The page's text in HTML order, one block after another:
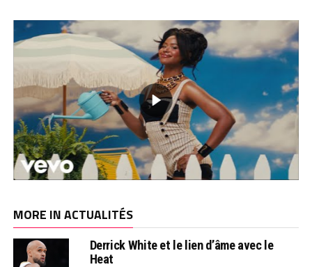
MORE IN ACTUALITÉS
Derrick White et le lien d’âme avec le
Heat